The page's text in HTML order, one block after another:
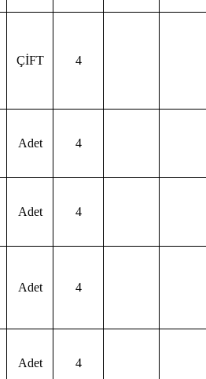
ÇİFT 4
Adet 4
Adet 4
Adet 4
Adet 4